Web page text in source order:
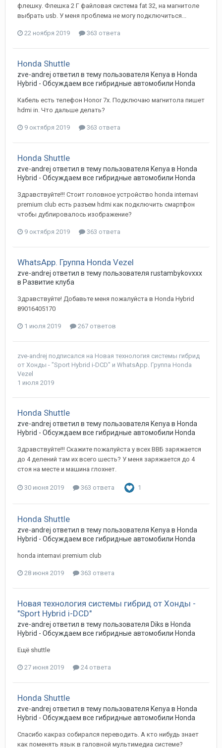
флешку. Флешка 2 Г файловая система fat 32, на магнитоле
выбрать usb. У меня проблема не могу подключиться...
22 ноября 2019 363 ответа
Honda Shuttle
zve-andrej ответил в тему пользователя Kenya в Honda
Hybrid - Обсуждаем все гибридные автомобили Honda
Кабель есть телефон Honor 7x. Подключаю магнитола пишет
hdmi in. Что дальше делать?
9 октября 2019 363 ответа
Honda Shuttle
zve-andrej ответил в тему пользователя Kenya в Honda
Hybrid - Обсуждаем все гибридные автомобили Honda
Здравствуйте!!! Стоит головное устройство honda internavi
premium club есть разъем hdmi как подключить смартфон
чтобы дублировалось изображение?
9 октября 2019 363 ответа
WhatsApp. Группа Honda Vezel
zve-andrej ответил в тему пользователя rustambykovxxx
в Развитие клуба
Здравствуйте! Добавьте меня пожалуйста в Honda Hybrid
89016405170
1 июля 2019 267 ответов
zve-andrej подписался на Новая технология системы гибрид
от Хонды - "Sport Hybrid i-DCD" и WhatsApp. Группа Honda
Vezel
1 июля 2019
Honda Shuttle
zve-andrej ответил в тему пользователя Kenya в Honda
Hybrid - Обсуждаем все гибридные автомобили Honda
Здравствуйте!!! Скажите пожалуйста у всех ВВБ заряжается
до 4 делений там их всего шесть? У меня заряжается до 4
стоя на месте и машина глохнет.
30 июня 2019 363 ответа 1
Honda Shuttle
zve-andrej ответил в тему пользователя Kenya в Honda
Hybrid - Обсуждаем все гибридные автомобили Honda
honda internavi premium club
28 июня 2019 363 ответа
Новая технология системы гибрид от Хонды -
"Sport Hybrid i-DCD"
zve-andrej ответил в тему пользователя Diks в Honda
Hybrid - Обсуждаем все гибридные автомобили Honda
Ещё shuttle
27 июня 2019 24 ответа
Honda Shuttle
zve-andrej ответил в тему пользователя Kenya в Honda
Hybrid - Обсуждаем все гибридные автомобили Honda
Спасибо какраз собирался переводить. А кто нибудь знает
как поменять язык в галовной мультимедиа системе?